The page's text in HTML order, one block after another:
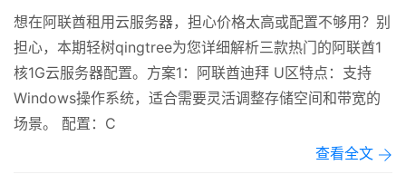
想在阿联酋租用云服务器，担心价格太高或配置不够用？别
担心，本期轻树qingtree为您详细解析三款热门的阿联酋1
核1G云服务器配置。方案1：阿联酋迪拜 U区特点：支持
Windows操作系统，适合需要灵活调整存储空间和带宽的
场景。 配置：C
查看全文